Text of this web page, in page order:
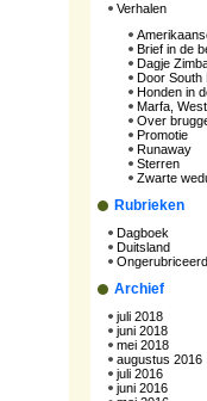
Verhalen
Brief in de
Dagje
Door South
Honden in
Marfa,
Over
Promotie
Runaway
Sterren
Zwarte
Rubrieken
Dagboek
Duitsland
Ongerubriceerd
Archief
juli 2018
juni 2018
mei 2018
augustus 2016
juli 2016
juni 2016